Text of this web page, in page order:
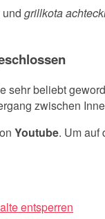
und grillkota
sehr beliebt
zwischen
Youtube. Um auf
entsperren